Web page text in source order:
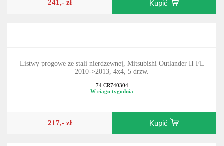
Kupić
Listwy progowe ze stali nierdzewnej, Mitsubishi Outlander II FL
2010->2013, 4x4, 5 drzw.
74.CR740304
Kupić